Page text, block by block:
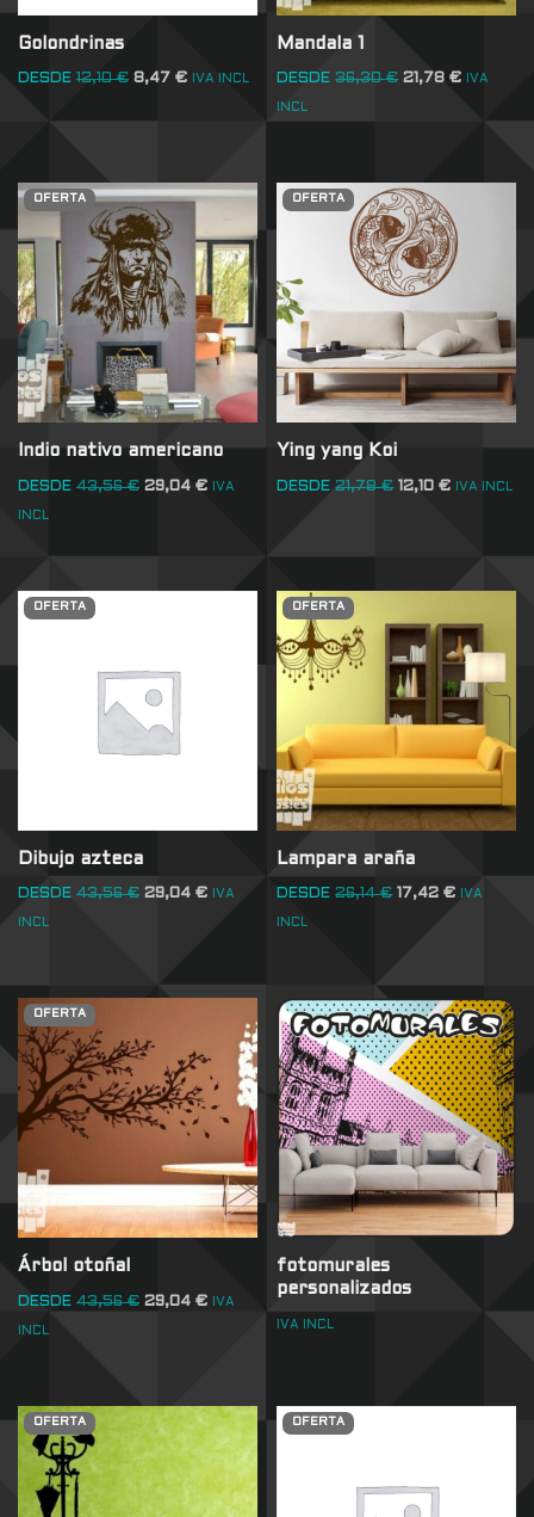
Golondrinas
DESDE 12,10€ 8,47 € IVA INCL
Mandala 1
DESDE 36,30€ 21,78€ IVA
INCL
OFERTA
Indio nativo americano
DESDE 43,56€ 29,04 € IVA
INCL
OFERTA
Ying yang Koi
DESDE 21,78€ 12,10€ IVA INCL
OFERTA
Dibujo azteca
DESDE 43,56€ 29,04 € IVA
INCL
OFERTA
Lampara araña
DESDE 26,14€ 17,42€ IVA
INCL
OFERTA
Árbol otoñal
DESDE 43,56€ 29,04 € IVA
INCL
fotomurales
personalizados
IVA INCL
OFERTA OFERTA